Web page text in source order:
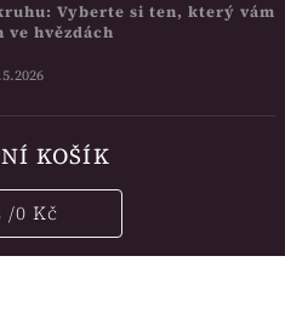
Vyberte si ten, který vám
ve hvězdách
KOŠÍK
/0 Kč